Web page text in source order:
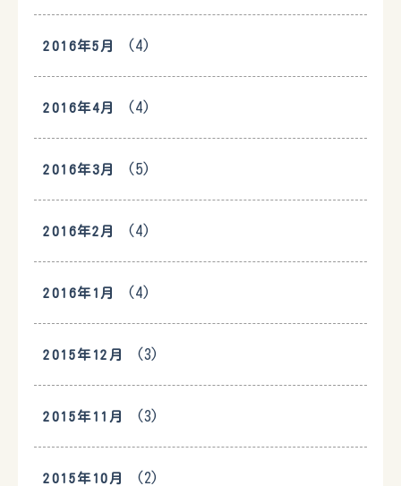
2016年5月 (4)
2016年4月 (4)
2016年3月 (5)
2016年2月 (4)
2016年1月 (4)
2015年12月 (3)
2015年11月 (3)
2015年10月 (2)